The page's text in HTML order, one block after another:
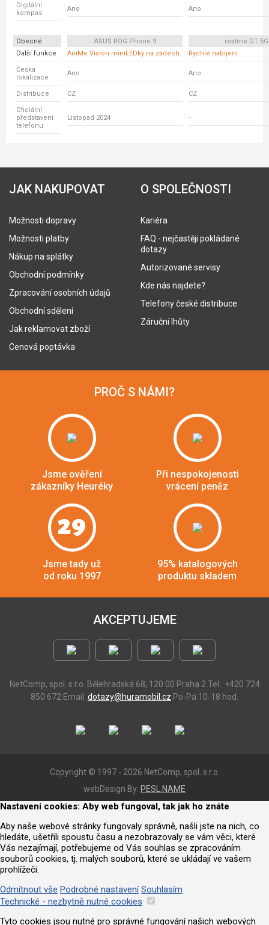
Digitální
kompas
Ano Ano
Obecné ASUS ROG Phone 9
realme GT 5G
Další funkce
AniMe Vision miniLEDky na zádech Rychlé nabíjení
Česká
lokalizace
Ano Ano
Distribuce CZ CZ
Oficiální
představení
telefonu
Listopad 2024 -
JAK NAKUPOVAT
Možnosti dopravy
Možnosti platby
Nákup na splátky
Obchodní podmínky
Zpracování osobních údajů
Obchodní sdělení
Jak reklamovat zboží
Cenová poptávka
O SPOLEČNOSTI
Kariéra
FAQ - nejčastěji pokládané
dotazy
Autorizované servisy
Kde nás najdete?
Telefony české distribuce
Záruční lhůty
PROČ S NÁMI?
Jsme ověření
zákazníky Heuréky
Při nespokojenosti
vrácení peněz
29
Jsme tady už
od roku 1997
95% katalogových
produktu skladem
AKCEPTUJEME
NetComp, spol. s r.o. Bělehradská 68, 120 00 Praha 2 Tel.: +420 724
850 672 Email: dotazy@huramobil.cz Po-Pá 10-18 hod.
Copyright © 1997 - 2026 NetComp, spol. s r.o.
webDesign By: PESL.NAME
Nastavení cookies: Aby web fungoval, tak jak ho znáte
Aby naše webové stránky fungovaly správně, našli jste na nich, co
hledáte, ušetřili spoustu času a nezobrazovaly se vám věci, které
Vás nezajímají, potřebujeme od Vás souhlas se zpracováním
souborů cookies, tj. malých souborů, které se ukládají ve vašem
prohlížeči.
Odmítnout vše Podrobné nastavení Souhlasím
Technické - nezbytně nutné cookies
Tyto cookies jsou nutné pro správné fungování našich webových